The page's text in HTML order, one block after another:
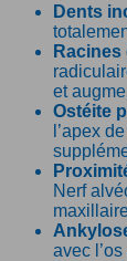
Dents
et
Ostéite
l’apex
Nerf
avec